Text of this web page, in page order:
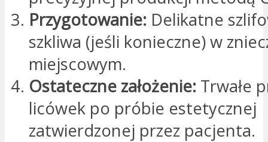
Przygotowanie: Delikatne
szkliwa (jeśli konieczne) w
miejscowym.
Ostateczne założenie: Trwałe
licówek po próbie estetycznej
zatwierdzonej przez pacjenta.